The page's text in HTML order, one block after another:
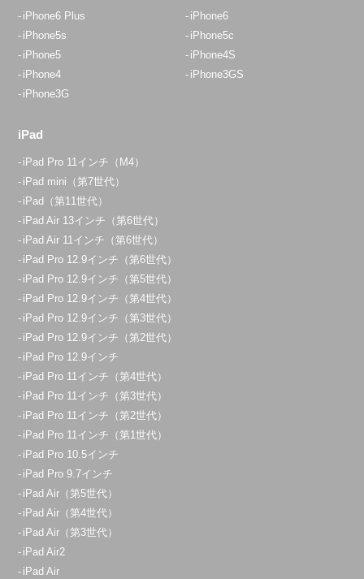
iPhone6 Plus
iPhone6
iPhone5s
iPhone5c
iPhone5
iPhone4S
iPhone4
iPhone3GS
iPhone3G
iPad
iPad Pro 11インチ（M4）
iPad mini（第7世代）
iPad（第11世代）
iPad Air 13インチ（第6世代）
iPad Air 11インチ（第6世代）
iPad Pro 12.9インチ（第6世代）
iPad Pro 12.9インチ（第5世代）
iPad Pro 12.9インチ（第4世代）
iPad Pro 12.9インチ（第3世代）
iPad Pro 12.9インチ（第2世代）
iPad Pro 12.9インチ
iPad Pro 11インチ（第4世代）
iPad Pro 11インチ（第3世代）
iPad Pro 11インチ（第2世代）
iPad Pro 11インチ（第1世代）
iPad Pro 10.5インチ
iPad Pro 9.7インチ
iPad Air（第5世代）
iPad Air（第4世代）
iPad Air（第3世代）
iPad Air2
iPad Air